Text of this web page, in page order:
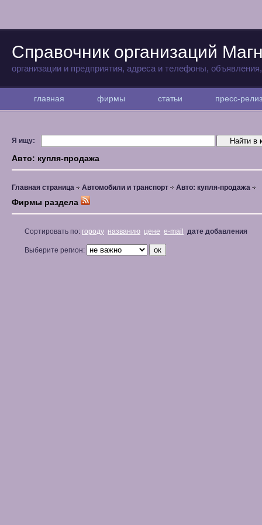
Справочник организаций
организации и предприятия, адреса и телефоны,
главная фирмы статьи пресс-
Я ищу:
Авто: купля-продажа
Главная страница Автомобили и транспорт Авто: купля-продажа
Фирмы раздела
Сортировать по: городу названию цене e-mail дате добавления
Выберите регион: